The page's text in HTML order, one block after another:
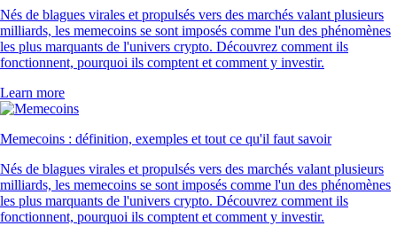
Nés de blagues virales et propulsés vers des marchés valant plusieurs
milliards, les memecoins se sont imposés comme l'un des phénomènes
les plus marquants de l'univers crypto. Découvrez comment ils
fonctionnent, pourquoi ils comptent et comment y investir.
Learn more
Memecoins : définition, exemples et tout ce qu'il faut savoir
Nés de blagues virales et propulsés vers des marchés valant plusieurs
milliards, les memecoins se sont imposés comme l'un des phénomènes
les plus marquants de l'univers crypto. Découvrez comment ils
fonctionnent, pourquoi ils comptent et comment y investir.